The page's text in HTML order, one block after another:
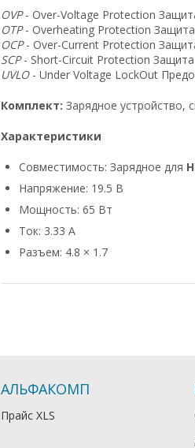
OVP- Over-Voltage Protection
OTP- Overheating Protection Защита
OCP- Over-Current Protection
SCP- Short-Circuit Protection
UVLO- Under Voltage LockOut
Комплект: Зарядное устройство,
Характеристики
Совместимость: Зарядное для
Напряжение: 19.5 В
Мощность: 65 Вт
Ток: 3.33 А
Разъем: 4.8 × 1.7
АЛЬФАКОМП
Прайс XLS